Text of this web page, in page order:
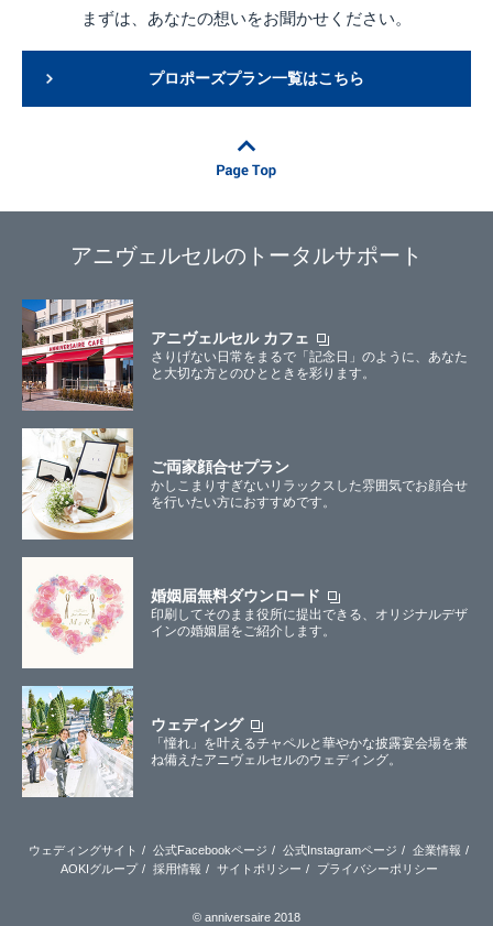
まずは、あなたの想いをお聞かせください。
プロポーズプラン一覧はこちら
アニヴェルセルのトータルサポート
アニヴェルセル カフェ
さりげない日常をまるで「記念日」のように、あなた
と大切な方とのひとときを彩ります。
ご両家顔合せプラン
かしこまりすぎないリラックスした雰囲気でお顔合せ
を行いたい方におすすめです。
婚姻届無料ダウンロード
印刷してそのまま役所に提出できる、オリジナルデザ
インの婚姻届をご紹介します。
ウェディング
「憧れ」を叶えるチャペルと華やかな披露宴会場を兼
ね備えたアニヴェルセルのウェディング。
ウェディングサイト 公式Facebookページ 公式Instagramページ
企業情報
AOKIグループ
採用情報 サイトポリシー プライバシーポリシー
© anniversaire 2018